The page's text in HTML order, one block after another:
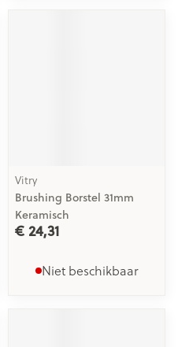
Vitry
Brushing Borstel 31mm
Keramisch
€ 24,31
Niet beschikbaar